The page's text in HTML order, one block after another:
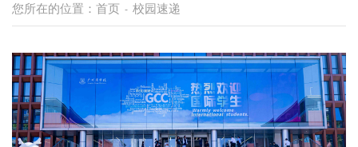
您所在的位置： 首页 - 校园速递